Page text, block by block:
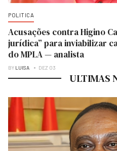
POLITICA
Acusações contra Higino
jurídica” para inviabilizar
do MPLA — analista
BY LUISA DEZ 03
ULTIMAS